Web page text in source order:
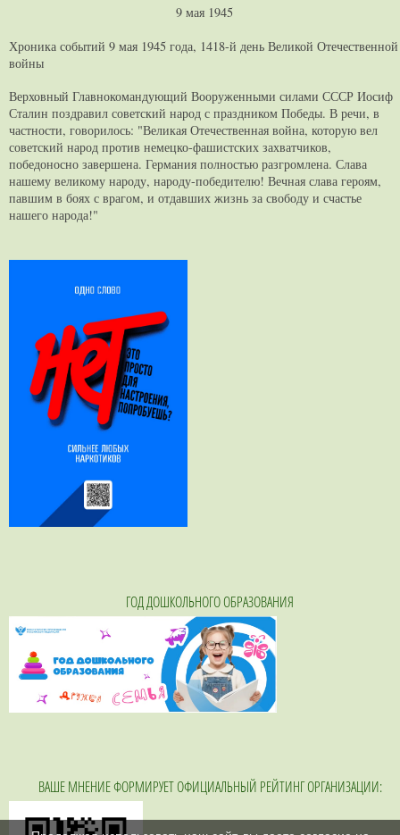
9 мая 1945
Хроника событий 9 мая 1945 года, 1418-й день Великой Отечественной
войны
Верховный Главнокомандующий Вооруженными силами СССР Иосиф
Сталин поздравил советский народ с праздником Победы. В речи, в
частности, говорилось: "Великая Отечественная война, которую вел
советский народ против немецко-фашистских захватчиков,
победоносно завершена. Германия полностью разгромлена. Слава
нашему великому народу, народу-победителю! Вечная слава героям,
павшим в боях с врагом, и отдавших жизнь за свободу и счастье
нашего народа!"
ГОД ДОШКОЛЬНОГО ОБРАЗОВАНИЯ
ВАШЕ МНЕНИЕ ФОРМИРУЕТ ОФИЦИАЛЬНЫЙ РЕЙТИНГ ОРГАНИЗАЦИИ: